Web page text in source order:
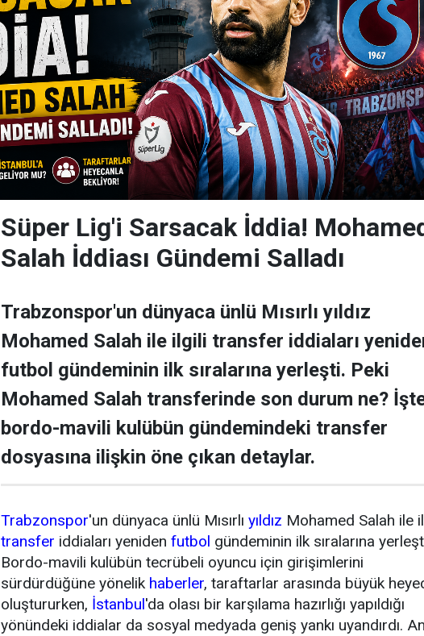
Süper Lig'i Sarsacak İddia!
Salah İddiası Gündemi Salladı
Trabzonspor'un dünyaca ünlü Mısırlı yıldız
Mohamed Salah ile ilgili transfer iddiaları
futbol gündeminin ilk sıralarına yerleşti. Peki
Mohamed Salah transferinde son durum ne?
bordo-mavili kulübün gündemindeki transfer
dosyasına ilişkin öne çıkan detaylar.
Trabzonspor'un dünyaca ünlü Mısırlı yıldız Mohamed Salah ile
transfer iddiaları yeniden futbol gündeminin ilk sıralarına
Bordo-mavili kulübün tecrübeli oyuncu için girişimlerini
sürdürdüğüne yönelik haberler, taraftarlar arasında büyük
oluştururken, İstanbul'da olası bir karşılama hazırlığı yapıldığı
yönündeki iddialar da sosyal medyada geniş yankı uyandırdı.